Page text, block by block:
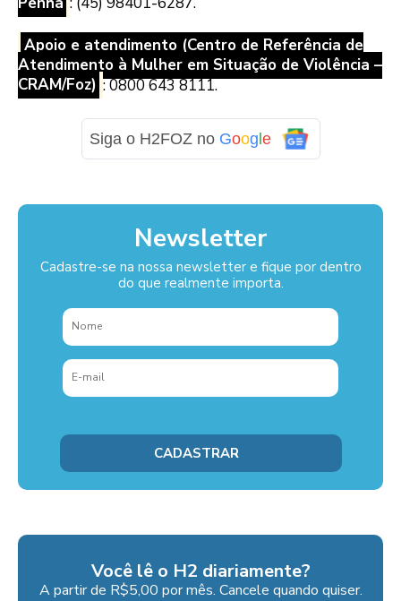
Apoio e atendimento (Centro de Referência de
Atendimento à Mulher em Situação de Violência –
CRAM/Foz) : 0800 643 8111.
Siga o H2FOZ no Goog e
Newsletter
Cadastre-se na nossa newsletter e fique por dentro
do que realmente importa.
Você lê o H2 diariamente?
A partir de R$5,00 por mês. Cancele quando quiser.